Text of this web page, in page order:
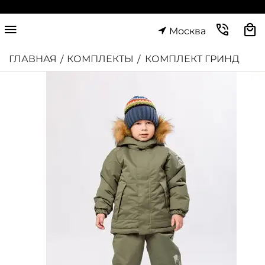
Москва
ГЛАВНАЯ / КОМПЛЕКТЫ / КОМПЛЕКТ ГРИНД